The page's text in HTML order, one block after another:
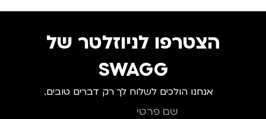
,חיילים ,טיולים ,
הצטרפו לניוזלטר של
SWAGG
אנחנו הולכים לשלוח לך רק דברים טובים.